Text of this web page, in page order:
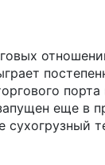
еще в
сухогрузный